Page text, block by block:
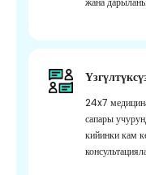
24x7
сапары
кийинки кам